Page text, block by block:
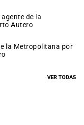
de la
Autero
la Metropolitana por
VER TODAS